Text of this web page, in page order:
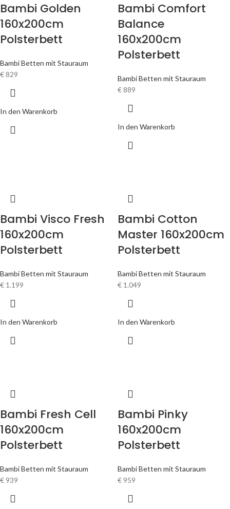
Bambi Golden
160x200cm
Polsterbett
Bambi Betten mit Stauraum
€829
In den Warenkorb
Bambi Comfort
Balance
160x200cm
Polsterbett
Bambi Betten mit Stauraum
€889
In den Warenkorb
Bambi Visco Fresh
160x200cm
Polsterbett
Bambi Betten mit Stauraum
€ 1.199
In den Warenkorb
Bambi Cotton
Master 160x200cm
Polsterbett
Bambi Betten mit Stauraum
€ 1.049
In den Warenkorb
Bambi Fresh Cell
160x200cm
Polsterbett
Bambi Betten mit Stauraum
€ 939
Bambi Pinky
160x200cm
Polsterbett
Bambi Betten mit Stauraum
€ 959